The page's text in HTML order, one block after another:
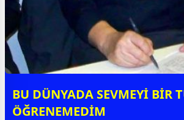
BU DÜNYADA SEVMEYİ BİR
ÖĞRENEMEDİM